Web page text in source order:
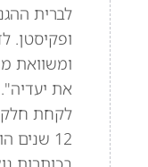
לברית
ופקיסטן.
ומשוואת
את
לקחת חלק
12